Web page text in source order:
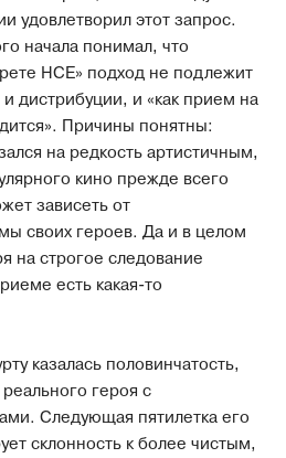
удовлетворил этот запрос.
начала понимал, что
НСЕ» подход не подлежит
дистрибуции, и «как прием на
Причины понятны:
на редкость артистичным,
кино прежде всего
зависеть от
своих героев. Да и в целом
на строгое следование
есть какая-то
казалась половинчатость,
героя с
Следующая пятилетка его
склонность к более чистым,